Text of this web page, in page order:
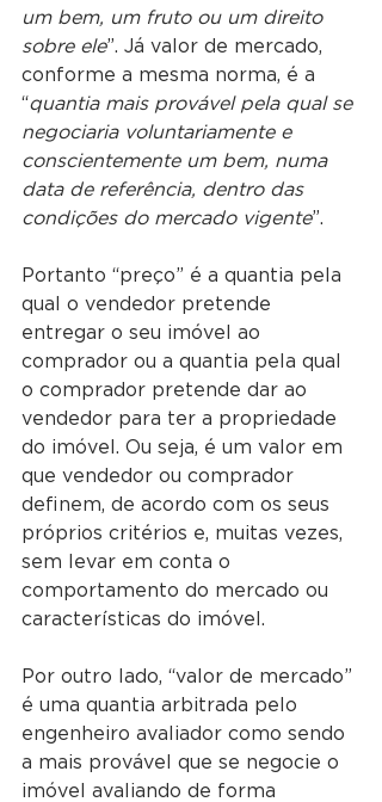
um bem, um fruto ou um direito
sobre ele”. Já valor de mercado,
conforme a mesma norma, é a
“quantia mais provável pela qual se
negociaria voluntariamente e
conscientemente um bem, numa
data de referência, dentro das
condições do mercado vigente”.
Portanto “preço” é a quantia pela
qual o vendedor pretende
entregar o seu imóvel ao
comprador ou a quantia pela qual
o comprador pretende dar ao
vendedor para ter a propriedade
do imóvel. Ou seja, é um valor em
que vendedor ou comprador
definem, de acordo com os seus
próprios critérios e, muitas vezes,
sem levar em conta o
comportamento do mercado ou
características do imóvel.
Por outro lado, “valor de mercado”
é uma quantia arbitrada pelo
engenheiro avaliador como sendo
a mais provável que se negocie o
imóvel avaliando de forma